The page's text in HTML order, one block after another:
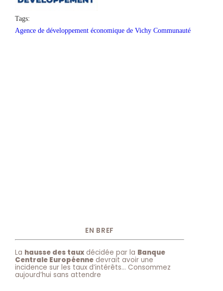
Tags:
Agence de développement économique de Vichy Communauté
EN BREF
La hausse des taux décidée par la Banque
Centrale Européenne devrait avoir une
incidence sur les taux d’intérêts… Consommez
aujourd’hui sans attendre